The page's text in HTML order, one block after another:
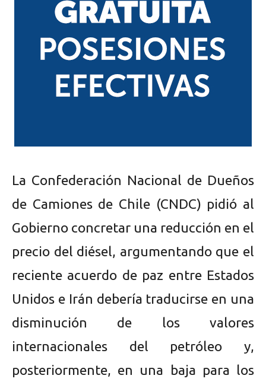
La Confederación Nacional de Dueños
de Camiones de Chile (CNDC) pidió al
Gobierno concretar una reducción en el
precio del diésel, argumentando que el
reciente acuerdo de paz entre Estados
Unidos e Irán debería traducirse en una
disminución de los valores
internacionales del petróleo y,
posteriormente, en una baja para los